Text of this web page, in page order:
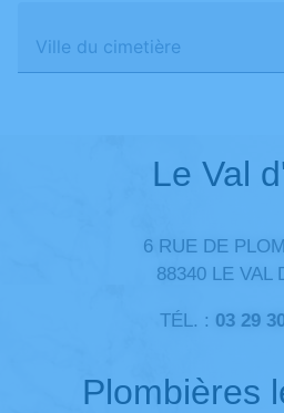
Ville du cimetière
Le Val
6 RUE DE
88340 LE VAL
TÉL. : 03 29
Plombières